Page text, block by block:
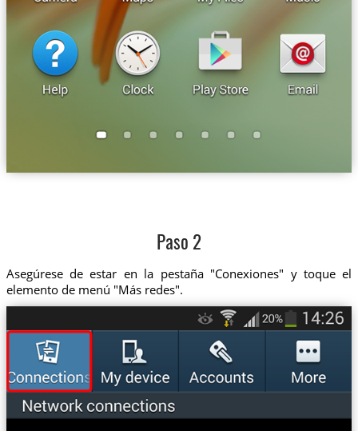
Paso 2
Asegúrese de estar en la pestaña "Conexiones" y toque el
elemento de menú "Más redes".